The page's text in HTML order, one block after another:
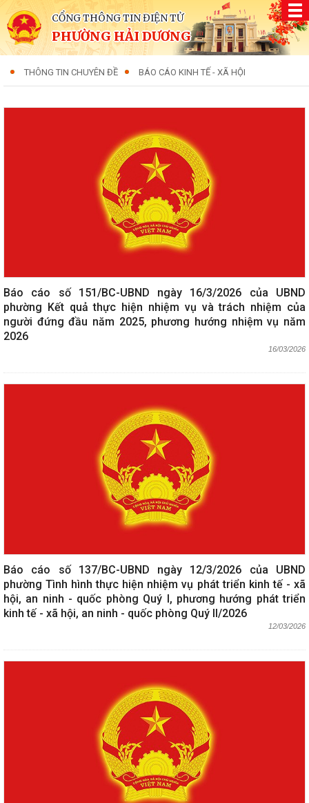
CỔNG THÔNG TIN ĐIỆN TỬ
PHƯỜNG HẢI DƯƠNG
THÔNG TIN CHUYÊN ĐỀ BÁO CÁO KINH TẾ - XÃ HỘI
Báo cáo số 151/BC-UBND ngày 16/3/2026 của UBND
phường Kết quả thực hiện nhiệm vụ và trách nhiệm của
người đứng đầu năm 2025, phương hướng nhiệm vụ năm
2026
16/03/2026
Báo cáo số 137/BC-UBND ngày 12/3/2026 của UBND
phường Tình hình thực hiện nhiệm vụ phát triển kinh tế - xã
hội, an ninh - quốc phòng Quý I, phương hướng phát triển
kinh tế - xã hội, an ninh - quốc phòng Quý II/2026
12/03/2026